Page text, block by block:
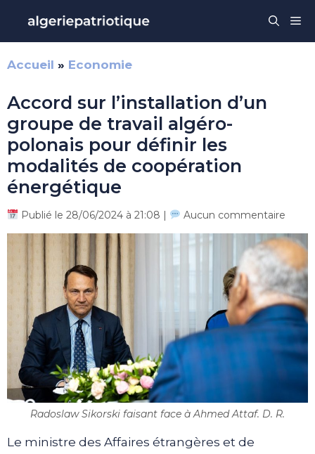
contenu
Accueil » Economie
Accord sur l’installation d’un
groupe de travail algéro-
polonais pour définir les
modalités de coopération
énergétique
Publié le 28/06/2024 à 21:08 | Aucun commentaire
Radoslaw Sikorski faisant face à Ahmed Attaf. D. R.
Le ministre des Affaires étrangères et de